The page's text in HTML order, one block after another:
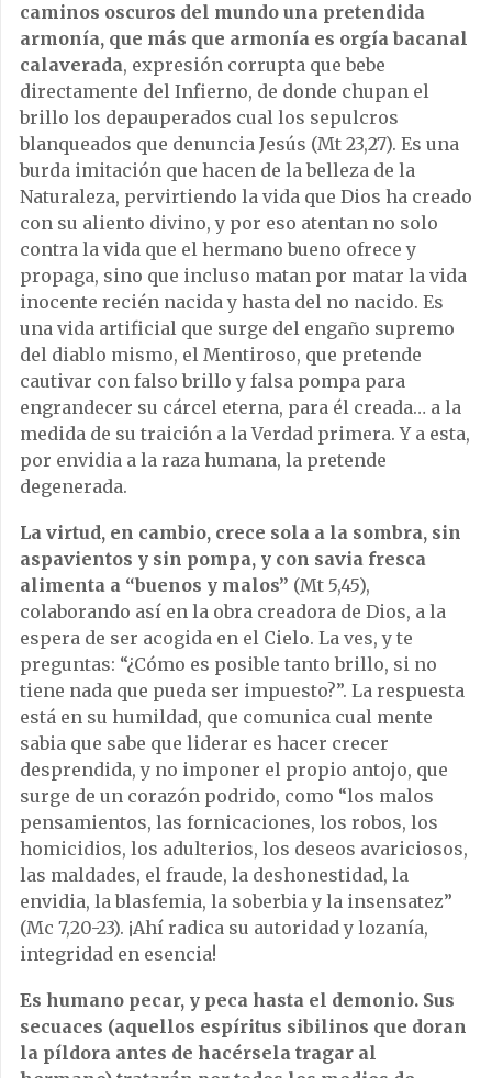
caminos oscuros del mundo una pretendida
armonía, que más que armonía es orgía bacanal
calaverada, expresión corrupta que bebe
directamente del Infierno, de donde chupan el
brillo los depauperados cual los sepulcros
blanqueados que denuncia Jesús (Mt 23,27). Es una
burda imitación que hacen de la belleza de la
Naturaleza, pervirtiendo la vida que Dios ha creado
con su aliento divino, y por eso atentan no solo
contra la vida que el hermano bueno ofrece y
propaga, sino que incluso matan por matar la vida
inocente recién nacida y hasta del no nacido. Es
una vida artificial que surge del engaño supremo
del diablo mismo, el Mentiroso, que pretende
cautivar con falso brillo y falsa pompa para
engrandecer su cárcel eterna, para él creada… a la
medida de su traición a la Verdad primera. Y a esta,
por envidia a la raza humana, la pretende
degenerada.
La virtud, en cambio, crece sola a la sombra, sin
aspavientos y sin pompa, y con savia fresca
alimenta a “buenos y malos” (Mt 5,45),
colaborando así en la obra creadora de Dios, a la
espera de ser acogida en el Cielo. La ves, y te
preguntas: “¿Cómo es posible tanto brillo, si no
tiene nada que pueda ser impuesto?”. La respuesta
está en su humildad, que comunica cual mente
sabia que sabe que liderar es hacer crecer
desprendida, y no imponer el propio antojo, que
surge de un corazón podrido, como “los malos
pensamientos, las fornicaciones, los robos, los
homicidios, los adulterios, los deseos avariciosos,
las maldades, el fraude, la deshonestidad, la
envidia, la blasfemia, la soberbia y la insensatez”
(Mc 7,20-23). ¡Ahí radica su autoridad y lozanía,
integridad en esencia!
Es humano pecar, y peca hasta el demonio. Sus
secuaces (aquellos espíritus sibilinos que doran
la píldora antes de hacérsela tragar al